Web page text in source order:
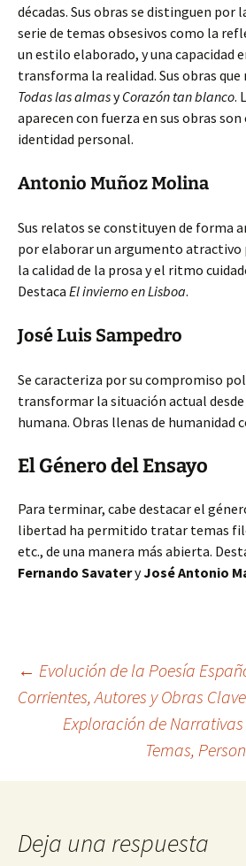
décadas. Sus obras se distinguen por
serie de temas obsesivos como la
un estilo elaborado, y una capacidad
transforma la realidad. Sus obras que
Todas las almasyCorazón tan blanco.
aparecen con fuerza en sus obras
identidad personal.
Antonio Muñoz Molina
Sus relatos se constituyen de forma
por elaborar un argumento atractivo
la calidad de la prosa y el ritmo
Destaca El invierno en Lisboa.
José Luis Sampedro
Se caracteriza por su compromiso
transformar la situación actual
humana. Obras llenas de humanidad
El Género del Ensayo
Para terminar, cabe destacar el
libertad ha permitido tratar temas
etc., de una manera más abierta.
Fernando SavateryJosé Antonio
Navegación
entradas
← Evolución de la Poesía
Corrientes, Autores y Obras Clave
Exploración de
Temas,
Deja una respuesta